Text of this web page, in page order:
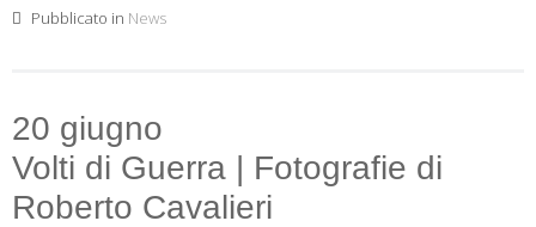
Pubblicato in News
20 giugno
Volti di Guerra | Fotografie di
Roberto Cavalieri